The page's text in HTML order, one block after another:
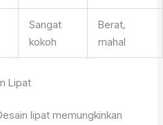
Sangat
kokoh
Berat,
mahal
Lipat
lipat memungkinkan